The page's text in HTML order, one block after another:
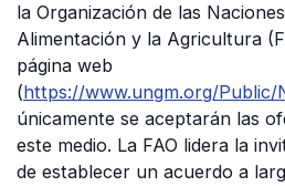
la Organización de las
Alimentación y la Agricultura
página web
(https://www.ungm.org/Public/
únicamente se aceptarán las
este medio. La FAO lidera la
de establecer un acuerdo a